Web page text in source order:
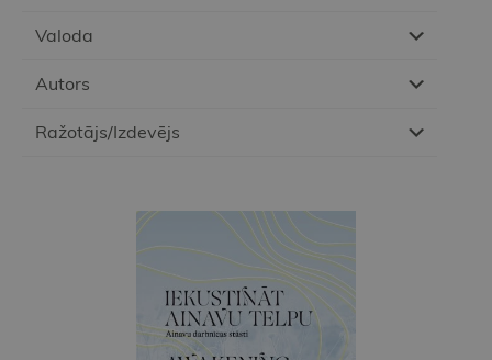
Valoda
Autors
Ražotājs/Izdevējs